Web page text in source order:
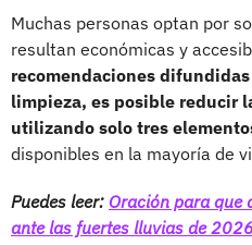
Muchas personas optan por
resultan económicas y
recomendaciones
limpieza, es posible reducir
utilizando solo tres
disponibles en la mayoría de
Puedes leer: Oración para que
ante las fuertes lluvias de